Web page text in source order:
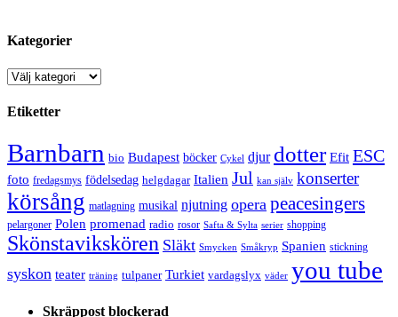
Kategorier
Kategorier
Etiketter
Barnbarn bio Budapest böcker Cykel djur dotter Efit ESC
foto fredagsmys födelsedag helgdagar Italien Jul kan själv konserter
körsång matlagning musikal njutning opera peacesingers
pelargoner Polen promenad radio rosor Safta & Sylta serier shopping
Skönstavikskören Släkt Smycken Småkryp Spanien stickning
syskon teater träning tulpaner Turkiet vardagslyx väder you tube
Skräppost blockerad